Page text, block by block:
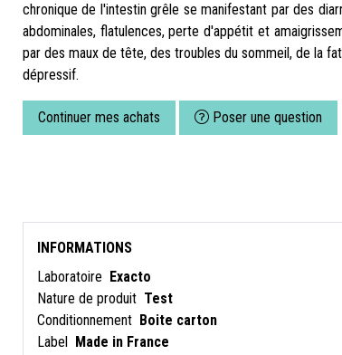
chronique de l'intestin grêle se manifestant par des
abdominales, flatulences, perte d'appétit et
par des maux de tête, des troubles du sommeil, de la
dépressif.
Continuer mes achats Poser une question
INFORMATIONS
Laboratoire Exacto
Nature de produit Test
Conditionnement Boite carton
Label Made in France